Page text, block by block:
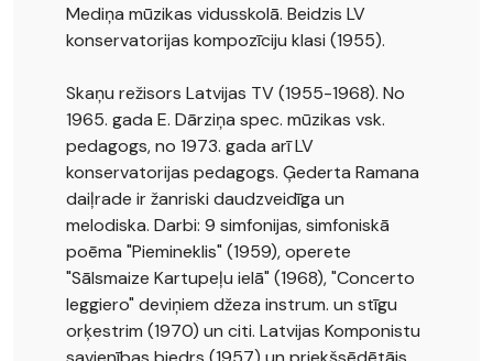
Mediņa mūzikas vidusskolā. Beidzis LV
konservatorijas kompozīciju klasi (1955).
Skaņu režisors Latvijas TV (1955-1968). No
1965. gada E. Dārziņa spec. mūzikas vsk.
pedagogs, no 1973. gada arī LV
konservatorijas pedagogs. Ģederta Ramana
daiļrade ir žanriski daudzveidīga un
melodiska. Darbi: 9 simfonijas, simfoniskā
poēma "Piemineklis" (1959), operete
"Sālsmaize Kartupeļu ielā" (1968), "Concerto
leggiero" deviņiem džeza instrum. un stīgu
orķestrim (1970) un citi. Latvijas Komponistu